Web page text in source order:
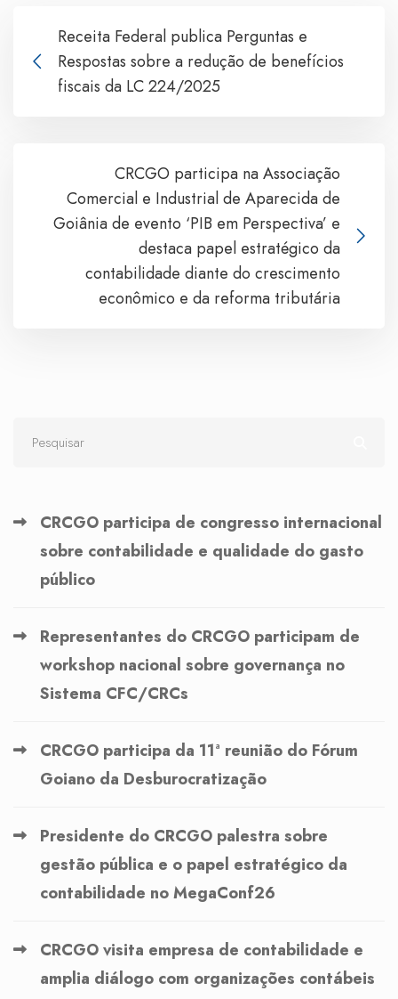
Receita Federal publica Perguntas e
Respostas sobre a redução de benefícios
fiscais da LC 224/2025
CRCGO participa na Associação
Comercial e Industrial de Aparecida de
Goiânia de evento ‘PIB em Perspectiva’ e
destaca papel estratégico da
contabilidade diante do crescimento
econômico e da reforma tributária
CRCGO participa de congresso internacional
sobre contabilidade e qualidade do gasto
público
Representantes do CRCGO participam de
workshop nacional sobre governança no
Sistema CFC/CRCs
CRCGO participa da 11ª reunião do Fórum
Goiano da Desburocratização
Presidente do CRCGO palestra sobre
gestão pública e o papel estratégico da
contabilidade no MegaConf26
CRCGO visita empresa de contabilidade e
amplia diálogo com organizações contábeis